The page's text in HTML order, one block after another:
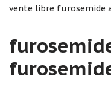
vente libre furosemide